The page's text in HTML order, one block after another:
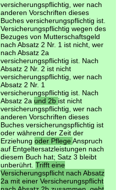
versicherungspflichtig, wer nach
anderen Vorschriften dieses
Buches versicherungspflichtig ist.
Versicherungspflichtig wegen des
Bezuges von Mutterschaftsgeld
nach Absatz 2 Nr. 1 ist nicht, wer
nach Absatz 2a
versicherungspflichtig ist. Nach
Absatz 2 Nr. 2 ist nicht
versicherungspflichtig, wer nach
Absatz 2 Nr. 1
versicherungspflichtig ist. Nach
Absatz 2a und 2b ist nicht
versicherungspflichtig, wer nach
anderen Vorschriften dieses
Buches versicherungspflichtig ist
oder während der Zeit der
Erziehung oder PflegeAnspruch
auf Entgeltersatzleistungen nach
diesem Buch hat; Satz 3 bleibt
unberührt. Trifft eine
Versicherungspflicht nach Absatz
2a mit einer Versicherungspflicht